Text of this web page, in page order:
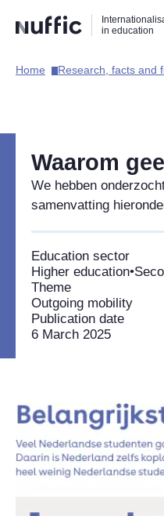
naar
zoekfunctie
naar
hoofdnavigatie
naar
inhoud
in education
Hoofdnavigatie
Home​ Research, facts and
Waarom
We hebben
samenvatting
Education sector
Higher education•
Theme
Outgoing mobility
Publication date
6 March 2025